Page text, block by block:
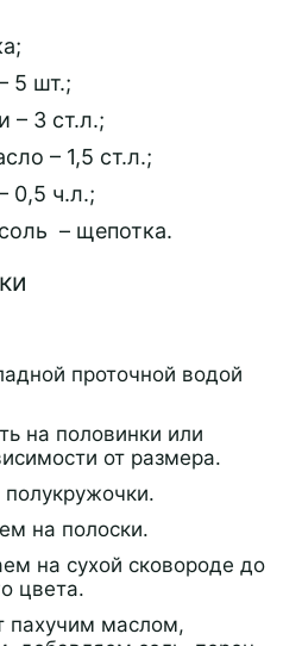
5 шт.;
– 3 ст.л.;
– 1,5 ст.л.;
0,5 ч.л.;
– щепотка.
проточной водой
на половинки или
от размера.
на полоски.
на сухой сковороде до
цвета.
пахучим маслом,